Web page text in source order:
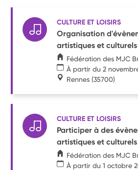
CULTURE ET LOISIRS
Organisation
artistiques et culturels
Fédération des MJC
À partir du 2
Rennes (35700)
CULTURE ET LOISIRS
Participer à des
artistiques et culturels
Fédération des MJC
À partir du 1 octobre